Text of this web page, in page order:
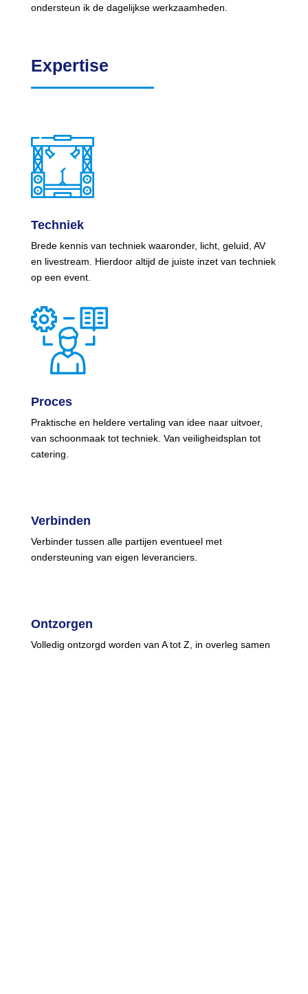
ondersteun ik de dagelijkse werkzaamheden.
Expertise
Techniek
Brede kennis van techniek waaronder, licht, geluid, AV
en livestream. Hierdoor altijd de juiste inzet van techniek
op een event.
Proces
Praktische en heldere vertaling van idee naar uitvoer,
van schoonmaak tot techniek. Van veiligheidsplan tot
catering.
Verbinden
Verbinder tussen alle partijen eventueel met
ondersteuning van eigen leveranciers.
Ontzorgen
Volledig ontzorgd worden van A tot Z, in overleg samen